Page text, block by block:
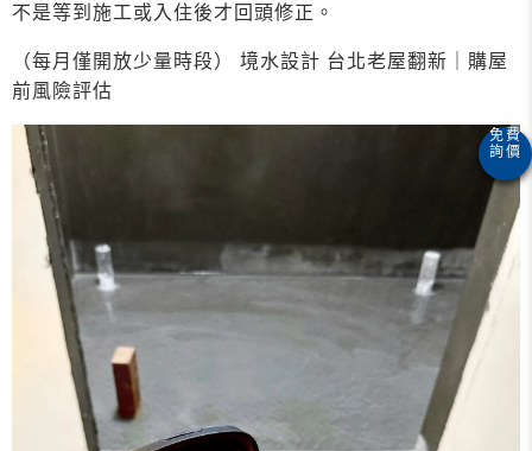
不是等到施工或入住後才回頭修正。
（每月僅開放少量時段） 境水設計 台北老屋翻新｜購屋
前風險評估